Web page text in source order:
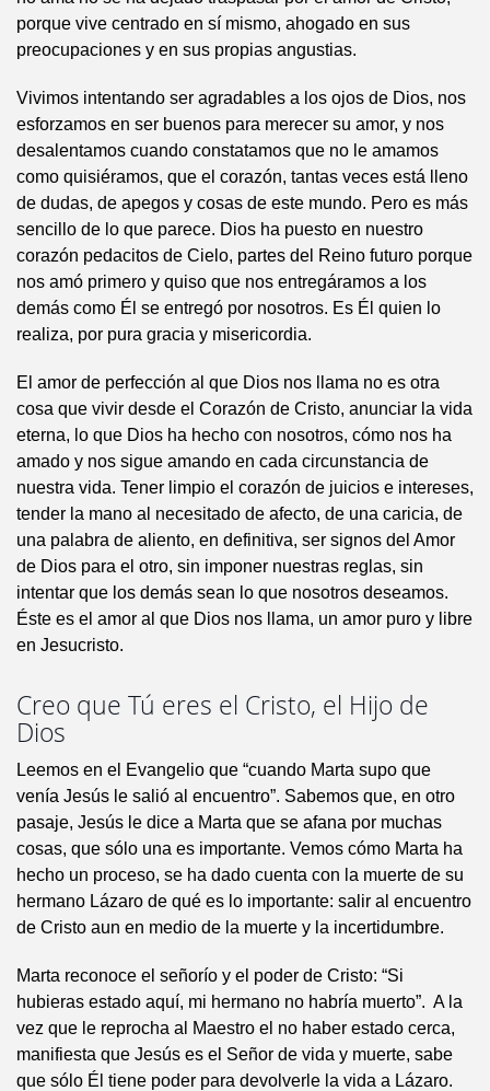
porque vive centrado en sí mismo, ahogado en sus
preocupaciones y en sus propias angustias.
Vivimos intentando ser agradables a los ojos de Dios, nos
esforzamos en ser buenos para merecer su amor, y nos
desalentamos cuando constatamos que no le amamos
como quisiéramos, que el corazón, tantas veces está lleno
de dudas, de apegos y cosas de este mundo. Pero es más
sencillo de lo que parece. Dios ha puesto en nuestro
corazón pedacitos de Cielo, partes del Reino futuro porque
nos amó primero y quiso que nos entregáramos a los
demás como Él se entregó por nosotros. Es Él quien lo
realiza, por pura gracia y misericordia.
El amor de perfección al que Dios nos llama no es otra
cosa que vivir desde el Corazón de Cristo, anunciar la vida
eterna, lo que Dios ha hecho con nosotros, cómo nos ha
amado y nos sigue amando en cada circunstancia de
nuestra vida. Tener limpio el corazón de juicios e intereses,
tender la mano al necesitado de afecto, de una caricia, de
una palabra de aliento, en definitiva, ser signos del Amor
de Dios para el otro, sin imponer nuestras reglas, sin
intentar que los demás sean lo que nosotros deseamos.
Éste es el amor al que Dios nos llama, un amor puro y libre
en Jesucristo.
Creo que Tú eres el Cristo, el Hijo de
Dios
Leemos en el Evangelio que “cuando Marta supo que
venía Jesús le salió al encuentro”. Sabemos que, en otro
pasaje, Jesús le dice a Marta que se afana por muchas
cosas, que sólo una es importante. Vemos cómo Marta ha
hecho un proceso, se ha dado cuenta con la muerte de su
hermano Lázaro de qué es lo importante: salir al encuentro
de Cristo aun en medio de la muerte y la incertidumbre.
Marta reconoce el señorío y el poder de Cristo: “Si
hubieras estado aquí, mi hermano no habría muerto”. A la
vez que le reprocha al Maestro el no haber estado cerca,
manifiesta que Jesús es el Señor de vida y muerte, sabe
que sólo Él tiene poder para devolverle la vida a Lázaro.